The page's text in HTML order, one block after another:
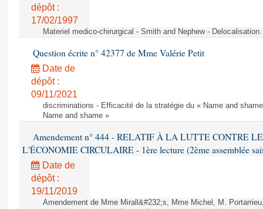
dépôt :
17/02/1997
Materiel medico-chirurgical - Smith and Nephew -
Question écrite n° 42377 de Mme Valérie Petit
Date de
dépôt :
09/11/2021
discriminations - Efficacité de la stratégie du « Name and
Name and shame »
Amendement n° 444 - RELATIF À LA LUTTE CONTRE
L'ÉCONOMIE CIRCULAIRE - 1ère lecture (2ème assemblée
Date de
dépôt :
19/11/2019
Amendement de Mme Mirall&#232;s, Mme Michel, M.